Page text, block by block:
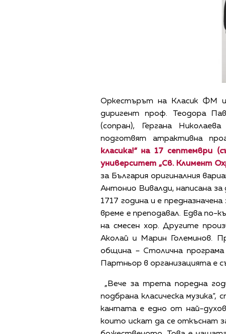
Оркестърът на Класик ФМ и
диригент проф. Теодора
(сопран), Гергана
подготвят атрактивна
класика!“ на 17 септември
университет „Св. Климент
за България оригиналния
Антонио Вивалди, написана
1717 година и е
време е преподавал. Едва по-
на смесен хор. Другите
Аколай и Марин Големинов.
община – Столична програма
Партньор в организацията е
„Вече за трета поредна
подбрана класическа
кантата е едно от най-
които искат да се откъснат